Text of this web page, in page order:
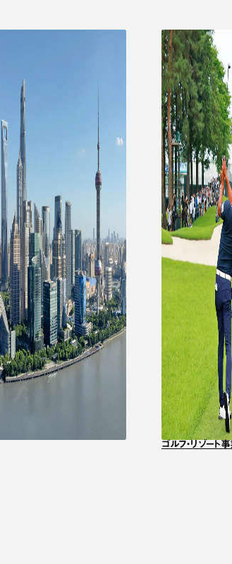
ゴルフ・リゾート